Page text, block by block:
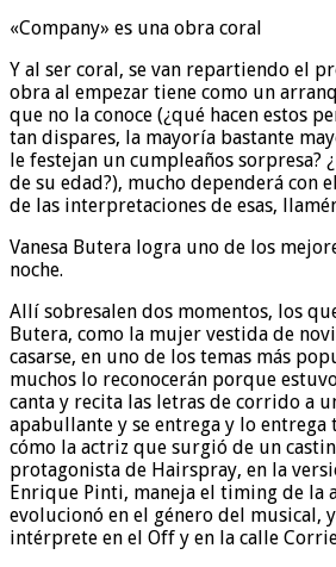
«Company» es una obra coral
Y al ser coral, se van repartiendo el
obra al empezar tiene como un
que no la conoce (¿qué hacen estos
tan dispares, la mayoría bastante
le festejan un cumpleaños sorpresa?
de su edad?), mucho dependerá con
de las interpretaciones de esas,
Vanesa Butera logra uno de los
noche.
Allí sobresalen dos momentos, los
Butera, como la mujer vestida de
casarse, en uno de los temas más
muchos lo reconocerán porque
canta y recita las letras de corrido a
apabullante y se entrega y lo entrega
cómo la actriz que surgió de un
protagonista de Hairspray, en la
Enrique Pinti, maneja el timing de la
evolucionó en el género del musical,
intérprete en el Off y en la calle